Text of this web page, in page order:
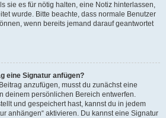
sie es für nötig halten, eine Notiz hinterlassen,
wurde. Bitte beachte, dass normale Benutzer
wenn bereits jemand darauf geantwortet
eine Signatur anfügen?
anzufügen, musst du zunächst eine
deinem persönlichen Bereich entwerfen.
und gespeichert hast, kannst du in jedem
anhängen“ aktivieren. Du kannst eine Signatur